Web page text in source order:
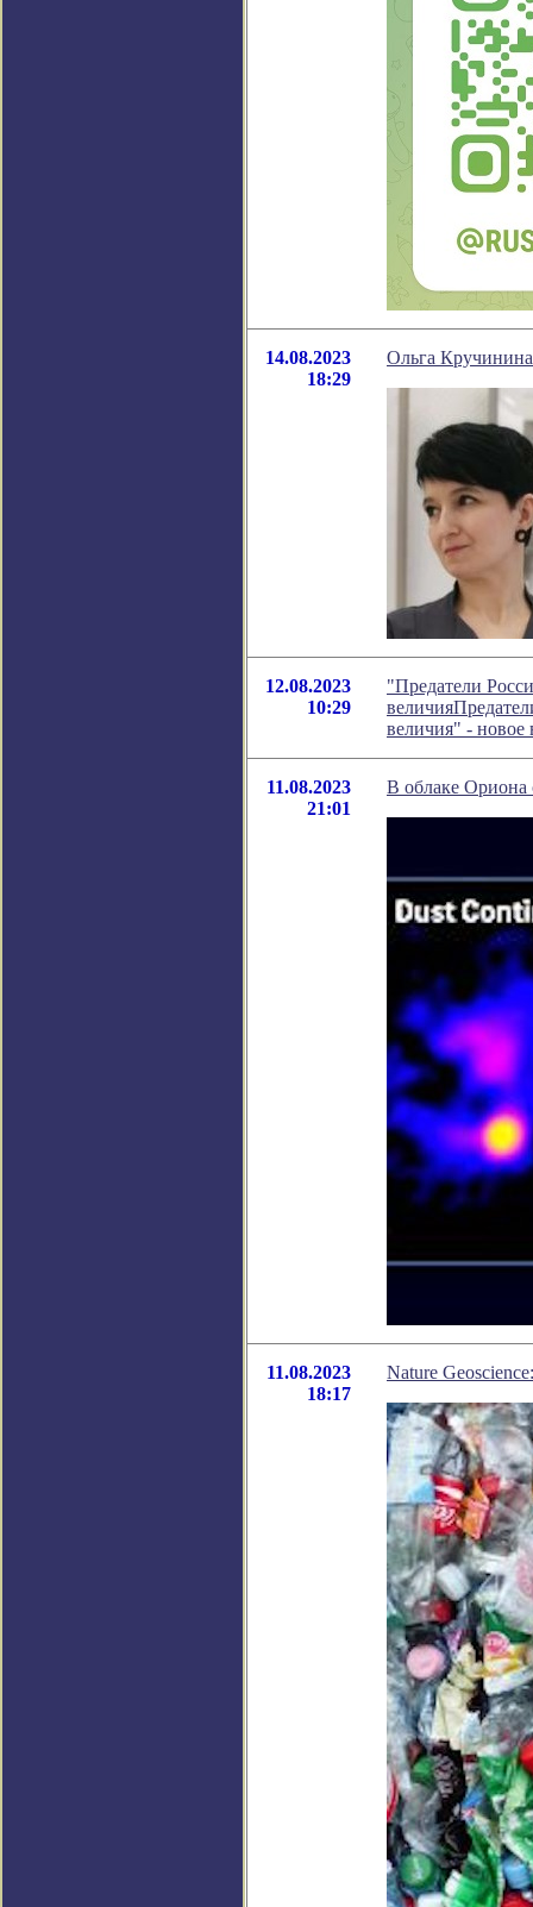
14.08.2023
18:29
Ольга
12.08.2023
10:29
"Предатели
величия" - новое
11.08.2023
21:01
В облаке Ориона
11.08.2023
18:17
Nature